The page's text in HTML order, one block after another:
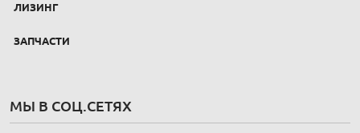
ЛИЗИНГ
ЗАПЧАСТИ
МЫ В СОЦ.СЕТЯХ